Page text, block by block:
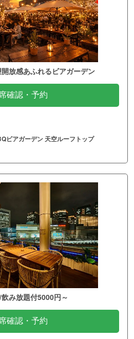
放感あふれるビアガーデン
確認・予約
ビアガーデン 天空ルーフトップ
み放題付5000円～
確認・予約